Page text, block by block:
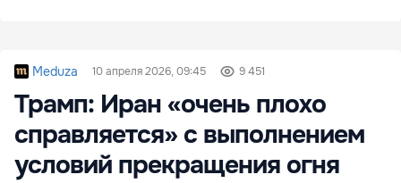
Meduza 10 апреля 2026, 09:45 9 451
Трамп: Иран «очень плохо
справляется» с выполнением
условий прекращения огня